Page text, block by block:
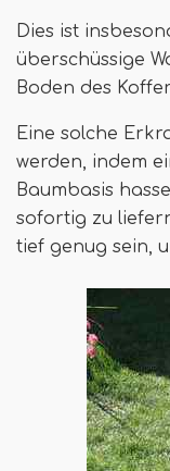
Dies ist
überschüssige
Boden des
Eine solche
werden, indem
Baumbasis
sofortig zu
tief genug sein,